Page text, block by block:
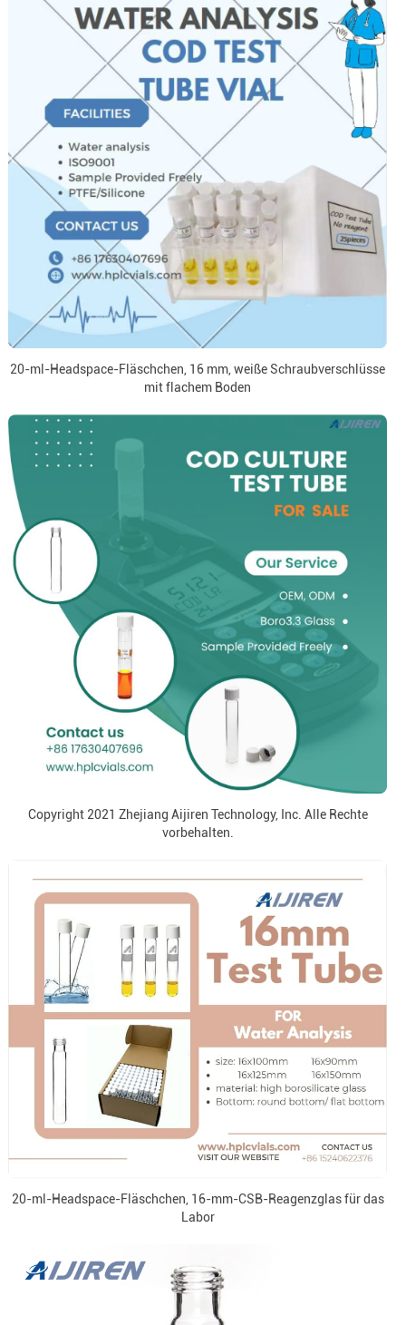
20-ml-Headspace-Fläschchen, 16 mm, weiße Schraubverschlüsse
mit flachem Boden
Copyright 2021 Zhejiang Aijiren Technology, Inc. Alle Rechte
vorbehalten.
20-ml-Headspace-Fläschchen, 16-mm-CSB-Reagenzglas für das
Labor